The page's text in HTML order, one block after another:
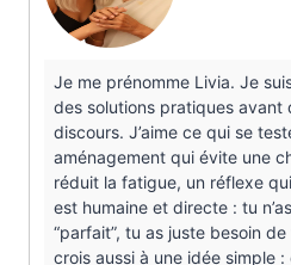
Je me prénomme Livia. Je
des solutions pratiques
discours. J’aime ce qui se
aménagement qui évite une
réduit la fatigue, un réflexe
est humaine et directe : tu
“parfait”, tu as juste besoin
crois aussi à une idée simple :